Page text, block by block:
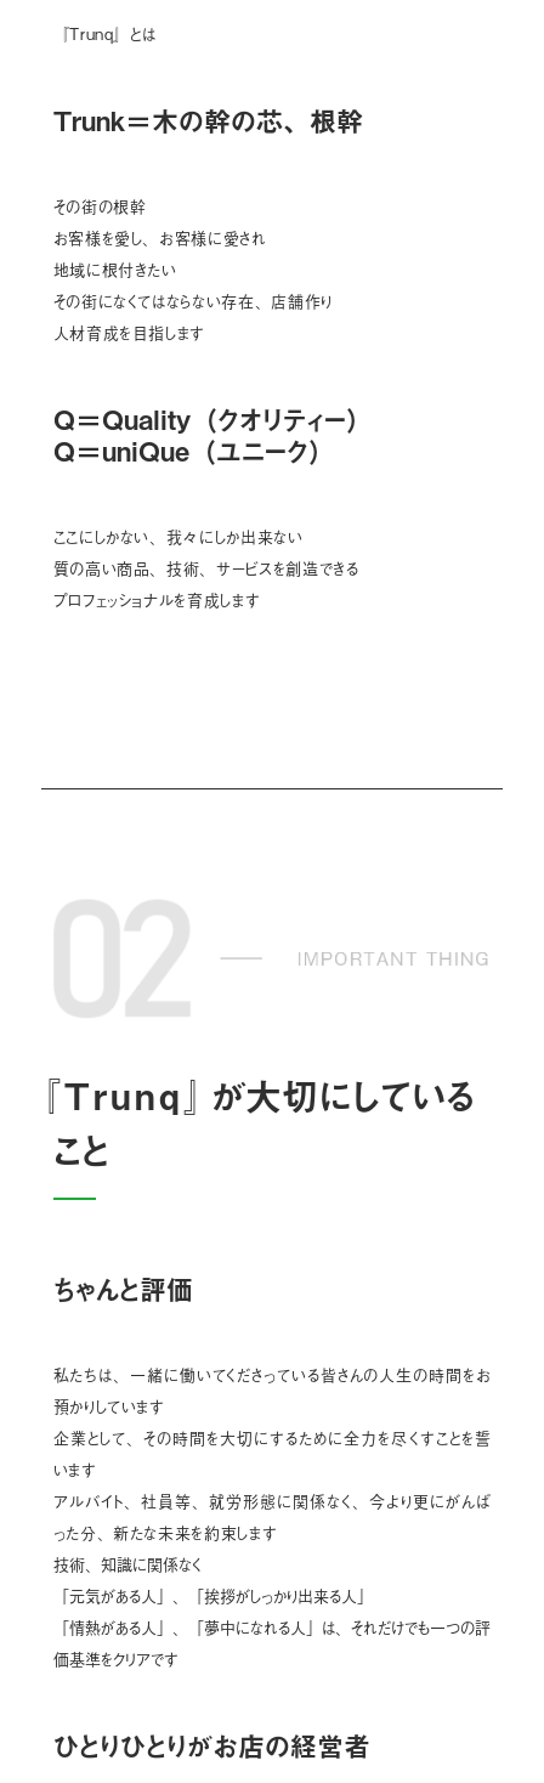
『Trunq』とは
Trunk＝木の幹の芯、根幹
その街の根幹
お客様を愛し、お客様に愛され
地域に根付きたい
その街になくてはならない存在、店舗作り
人材育成を目指します
Q＝Quality（クオリティー）
Q＝uniQue（ユニーク）
ここにしかない、我々にしか出来ない
質の高い商品、技術、サービスを創造できる
プロフェッショナルを育成します
『Trunq』が大切にしている
こと
ちゃんと評価
私たちは、一緒に働いてくださっている皆さんの人生の時間をお
預かりしています
企業として、その時間を大切にするために全力を尽くすことを誓
います
アルバイト、社員等、就労形態に関係なく、今より更にがんば
った分、新たな未来を約束します
技術、知識に関係なく
「元気がある人」、「挨拶がしっかり出来る人」
「情熱がある人」、「夢中になれる人」は、それだけでも一つの評
価基準をクリアです
ひとりひとりがお店の経営者